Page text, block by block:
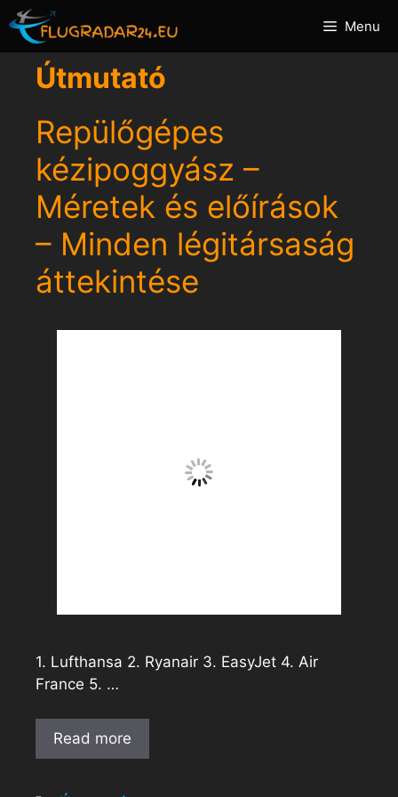
Kilépés
tartalomba
Menu
Útmutató
Repülőgépes
kézipoggyász –
Méretek és előírások
– Minden légitársaság
áttekintése
1. Lufthansa 2. Ryanair 3. EasyJet 4. Air
France 5. …
Read more